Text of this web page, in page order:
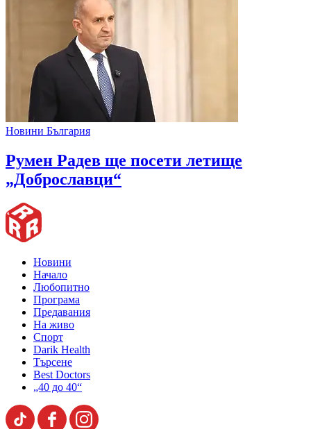
Новини България
Румен Радев ще посети летище
„Доброславци“
Новини
Начало
Любопитно
Програма
Предавания
На живо
Спорт
Darik Health
Търсене
Best Doctors
„40 до 40“